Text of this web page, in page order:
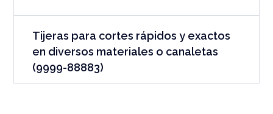
Tijeras para cortes rápidos y exactos
en diversos materiales o canaletas
(9999-88883)